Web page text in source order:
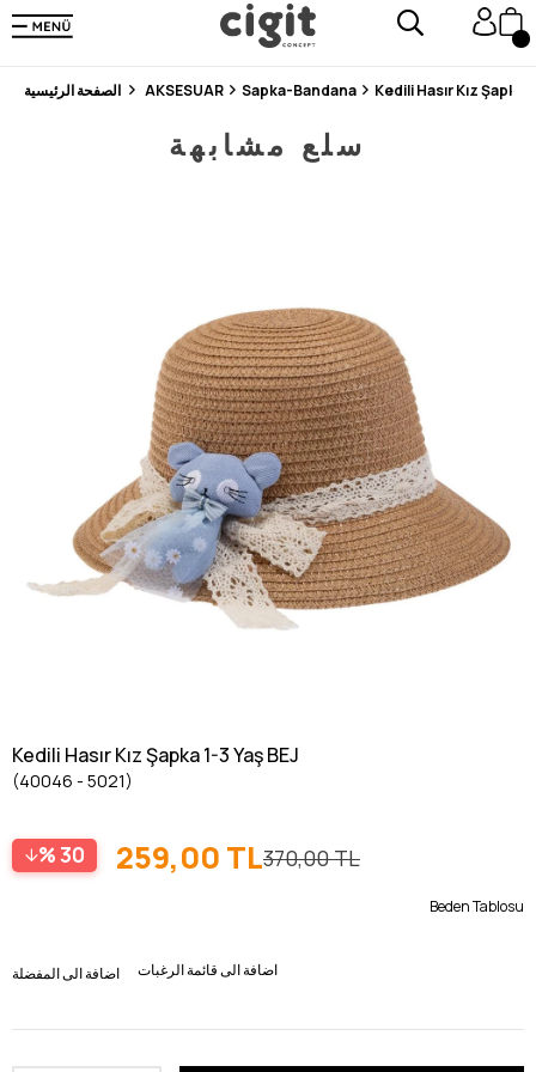
En Uygun Fiyat Garantisi !
300₺ ve Üzeri Alışverişlerde Kargo Ücretsiz !
AKSESUAR Sapka-Bandana Kedili Hasır Kız Şapka
سلع مشابهة
Kedili Hasır Kız Şapka 1-3 Yaş BEJ
(40046 - 5021)
30 370,00 TL
259,00 TL
Beden Tablosu
اضافة الى المفضلة اضافة الى قائمة الرغبات